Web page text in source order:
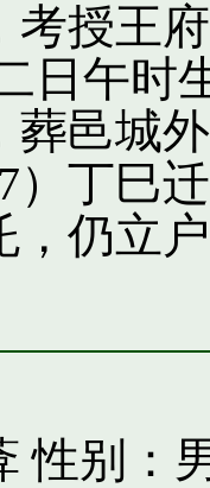
授王
日午时
葬邑城
）丁巳
，仍立
性别：